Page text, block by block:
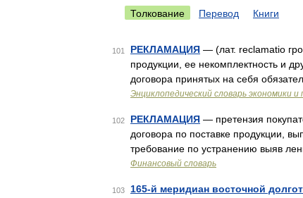
Толкование Перевод Книги
101 РЕКЛАМАЦИЯ — (лат. reclamatio
продукции, ее некомплектность и
договора принятых на себя
Энциклопедический словарь экономики и
102 РЕКЛАМАЦИЯ — претензия
договора по поставке продукции,
требование по устранению выяв
Финансовый словарь
103 165-й меридиан восточной